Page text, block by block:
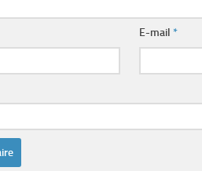
E-mail*